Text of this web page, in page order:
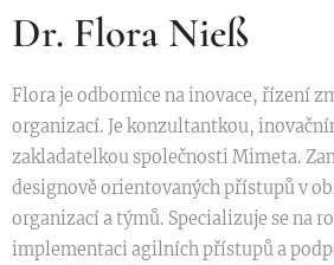
Dr. Flora Nieß
Flora je odbornice na inovace, řízení
organizací. Je konzultantkou,
zakladatelkou společnosti Mimeta.
designově orientovaných přístupů v
organizací a týmů. Specializuje se na
implementaci agilních přístupů a